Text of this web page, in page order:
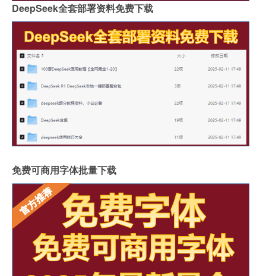
DeepSeek全套部署资料免费下载
免费可商用字体批量下载